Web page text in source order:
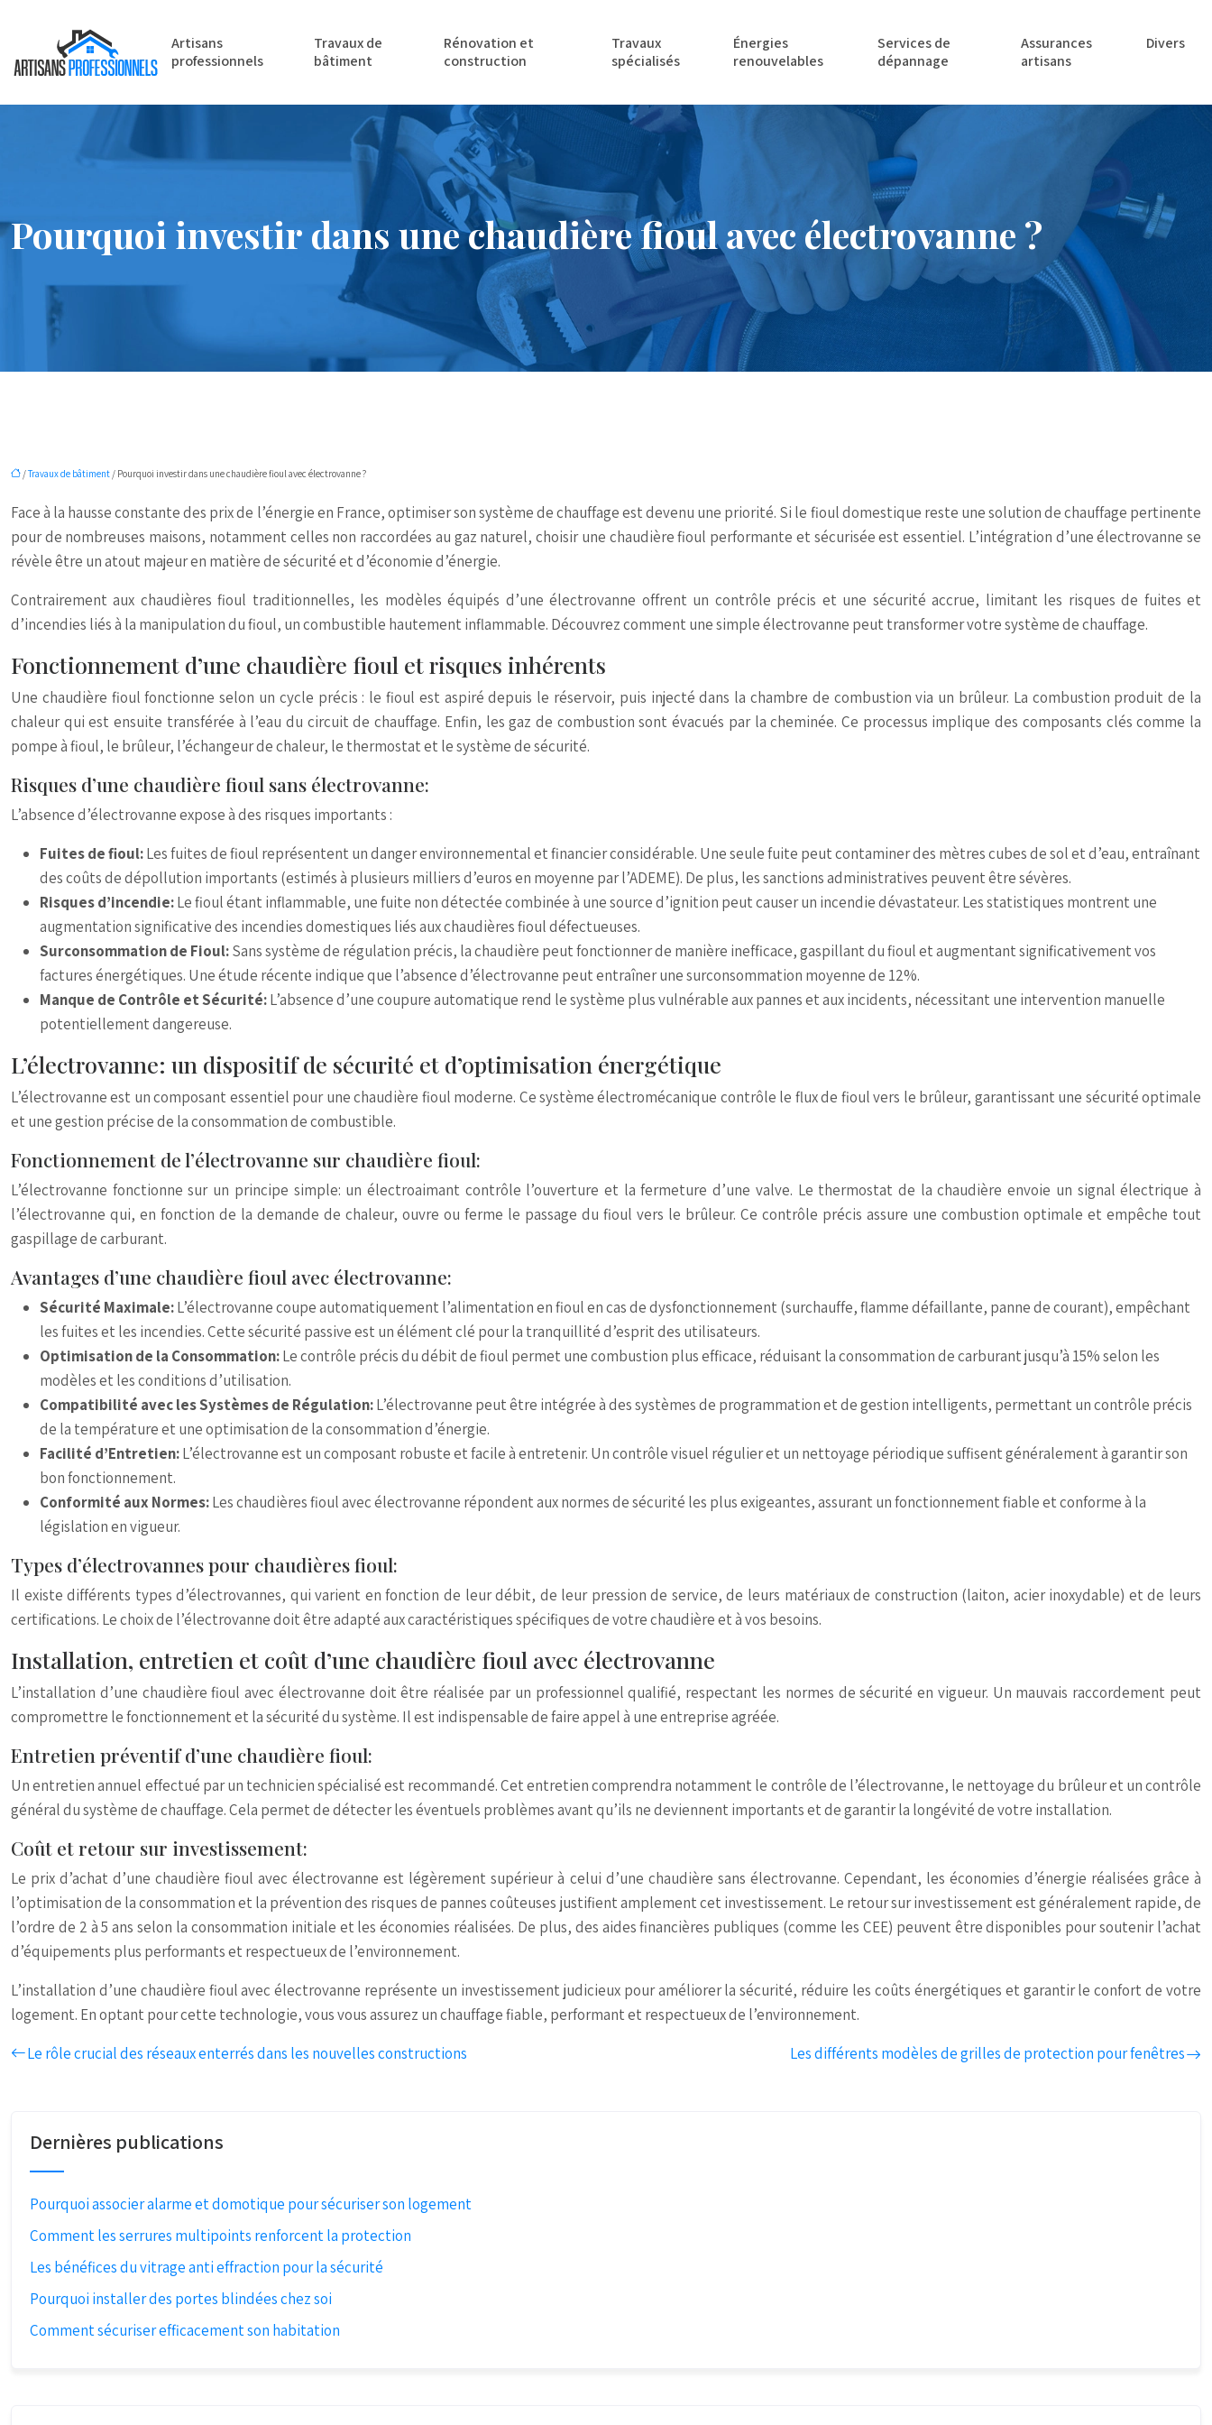
Artisans
professionnels
Travaux de
bâtiment
Rénovation et
construction
Travaux
spécialisés
Énergies
renouvelables
Services de
dépannage
Assurances
artisans
Divers
Pourquoi investir dans une chaudière fioul avec électrovanne ?
/Travaux de bâtiment / Pourquoi investir dans une chaudière fioul avec électrovanne ?
Face à la hausse constante des prix de l’énergie en France, optimiser son système de chauffage est devenu une priorité. Si le fioul domestique reste une solution de chauffage pertinente
pour de nombreuses maisons, notamment celles non raccordées au gaz naturel, choisir une chaudière fioul performante et sécurisée est essentiel. L’intégration d’une électrovanne se
révèle être un atout majeur en matière de sécurité et d’économie d’énergie.
Contrairement aux chaudières fioul traditionnelles, les modèles équipés d’une électrovanne offrent un contrôle précis et une sécurité accrue, limitant les risques de fuites et
d’incendies liés à la manipulation du fioul, un combustible hautement inflammable. Découvrez comment une simple électrovanne peut transformer votre système de chauffage.
Fonctionnement d’une chaudière fioul et risques inhérents
Une chaudière fioul fonctionne selon un cycle précis : le fioul est aspiré depuis le réservoir, puis injecté dans la chambre de combustion via un brûleur. La combustion produit de la
chaleur qui est ensuite transférée à l’eau du circuit de chauffage. Enfin, les gaz de combustion sont évacués par la cheminée. Ce processus implique des composants clés comme la
pompe à fioul, le brûleur, l’échangeur de chaleur, le thermostat et le système de sécurité.
Risques d’une chaudière fioul sans électrovanne:
L’absence d’électrovanne expose à des risques importants :
Fuites de fioul:Les fuites de fioul représentent un danger environnemental et financier considérable. Une seule fuite peut contaminer des mètres cubes de sol et d’eau, entraînant
des coûts de dépollution importants (estimés à plusieurs milliers d’euros en moyenne par l’ADEME). De plus, les sanctions administratives peuvent être sévères.
Risques d’incendie:Le fioul étant inflammable, une fuite non détectée combinée à une source d’ignition peut causer un incendie dévastateur. Les statistiques montrent une
augmentation significative des incendies domestiques liés aux chaudières fioul défectueuses.
Surconsommation de Fioul:Sans système de régulation précis, la chaudière peut fonctionner de manière inefficace, gaspillant du fioul et augmentant significativement vos
factures énergétiques. Une étude récente indique que l’absence d’électrovanne peut entraîner une surconsommation moyenne de 12%.
Manque de Contrôle et Sécurité:L’absence d’une coupure automatique rend le système plus vulnérable aux pannes et aux incidents, nécessitant une intervention manuelle
potentiellement dangereuse.
L’électrovanne: un dispositif de sécurité et d’optimisation énergétique
L’électrovanne est un composant essentiel pour une chaudière fioul moderne. Ce système électromécanique contrôle le flux de fioul vers le brûleur, garantissant une sécurité optimale
et une gestion précise de la consommation de combustible.
Fonctionnement de l’électrovanne sur chaudière fioul:
L’électrovanne fonctionne sur un principe simple: un électroaimant contrôle l’ouverture et la fermeture d’une valve. Le thermostat de la chaudière envoie un signal électrique à
l’électrovanne qui, en fonction de la demande de chaleur, ouvre ou ferme le passage du fioul vers le brûleur. Ce contrôle précis assure une combustion optimale et empêche tout
gaspillage de carburant.
Avantages d’une chaudière fioul avec électrovanne:
Sécurité Maximale:L’électrovanne coupe automatiquement l’alimentation en fioul en cas de dysfonctionnement (surchauffe, flamme défaillante, panne de courant), empêchant
les fuites et les incendies. Cette sécurité passive est un élément clé pour la tranquillité d’esprit des utilisateurs.
Optimisation de la Consommation:Le contrôle précis du débit de fioul permet une combustion plus efficace, réduisant la consommation de carburant jusqu’à 15% selon les
modèles et les conditions d’utilisation.
Compatibilité avec les Systèmes de Régulation:L’électrovanne peut être intégrée à des systèmes de programmation et de gestion intelligents, permettant un contrôle précis
de la température et une optimisation de la consommation d’énergie.
Facilité d’Entretien:L’électrovanne est un composant robuste et facile à entretenir. Un contrôle visuel régulier et un nettoyage périodique suffisent généralement à garantir son
bon fonctionnement.
Conformité aux Normes:Les chaudières fioul avec électrovanne répondent aux normes de sécurité les plus exigeantes, assurant un fonctionnement fiable et conforme à la
législation en vigueur.
Types d’électrovannes pour chaudières fioul:
Il existe différents types d’électrovannes, qui varient en fonction de leur débit, de leur pression de service, de leurs matériaux de construction (laiton, acier inoxydable) et de leurs
certifications. Le choix de l’électrovanne doit être adapté aux caractéristiques spécifiques de votre chaudière et à vos besoins.
Installation, entretien et coût d’une chaudière fioul avec électrovanne
L’installation d’une chaudière fioul avec électrovanne doit être réalisée par un professionnel qualifié, respectant les normes de sécurité en vigueur. Un mauvais raccordement peut
compromettre le fonctionnement et la sécurité du système. Il est indispensable de faire appel à une entreprise agréée.
Entretien préventif d’une chaudière fioul:
Un entretien annuel effectué par un technicien spécialisé est recommandé. Cet entretien comprendra notamment le contrôle de l’électrovanne, le nettoyage du brûleur et un contrôle
général du système de chauffage. Cela permet de détecter les éventuels problèmes avant qu’ils ne deviennent importants et de garantir la longévité de votre installation.
Coût et retour sur investissement:
Le prix d’achat d’une chaudière fioul avec électrovanne est légèrement supérieur à celui d’une chaudière sans électrovanne. Cependant, les économies d’énergie réalisées grâce à
l’optimisation de la consommation et la prévention des risques de pannes coûteuses justifient amplement cet investissement. Le retour sur investissement est généralement rapide, de
l’ordre de 2 à 5 ans selon la consommation initiale et les économies réalisées. De plus, des aides financières publiques (comme les CEE) peuvent être disponibles pour soutenir l’achat
d’équipements plus performants et respectueux de l’environnement.
L’installation d’une chaudière fioul avec électrovanne représente un investissement judicieux pour améliorer la sécurité, réduire les coûts énergétiques et garantir le confort de votre
logement. En optant pour cette technologie, vous vous assurez un chauffage fiable, performant et respectueux de l’environnement.
Le rôle crucial des réseaux enterrés dans les nouvelles constructions
Les différents modèles de grilles de protection pour fenêtres
Dernières publications
Pourquoi associer alarme et domotique pour sécuriser son logement
Comment les serrures multipoints renforcent la protection
Les bénéfices du vitrage anti effraction pour la sécurité
Pourquoi installer des portes blindées chez soi
Comment sécuriser efficacement son habitation